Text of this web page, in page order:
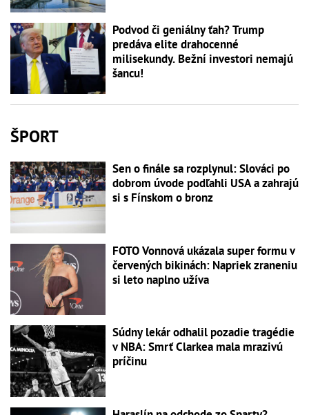
Podvod či geniálny ťah? Trump
predáva elite drahocenné
milisekundy. Bežní investori nemajú
šancu!
ŠPORT
Sen o finále sa rozplynul: Slováci po
dobrom úvode podľahli USA a zahrajú
si s Fínskom o bronz
FOTO Vonnová ukázala super formu v
červených bikinách: Napriek zraneniu
si leto naplno užíva
Súdny lekár odhalil pozadie tragédie
v NBA: Smrť Clarkea mala mrazivú
príčinu